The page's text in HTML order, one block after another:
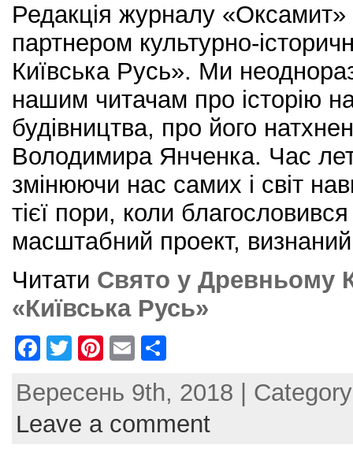
Редакція журналу «Оксамит»
партнером культурно-
Київська Русь». Ми
нашим читачам про історію
будівництва, про його
Володимира Янченка. Час
змінюючи нас самих і світ
тієї пори, коли
масштабний проект,
Читати Свято у Древньому
«Київська Русь»
F
c
e
T
itt
er
Pi
er
e
E
ai
l
ar
e
Вересень 9th, 2018 |
Leave a comment